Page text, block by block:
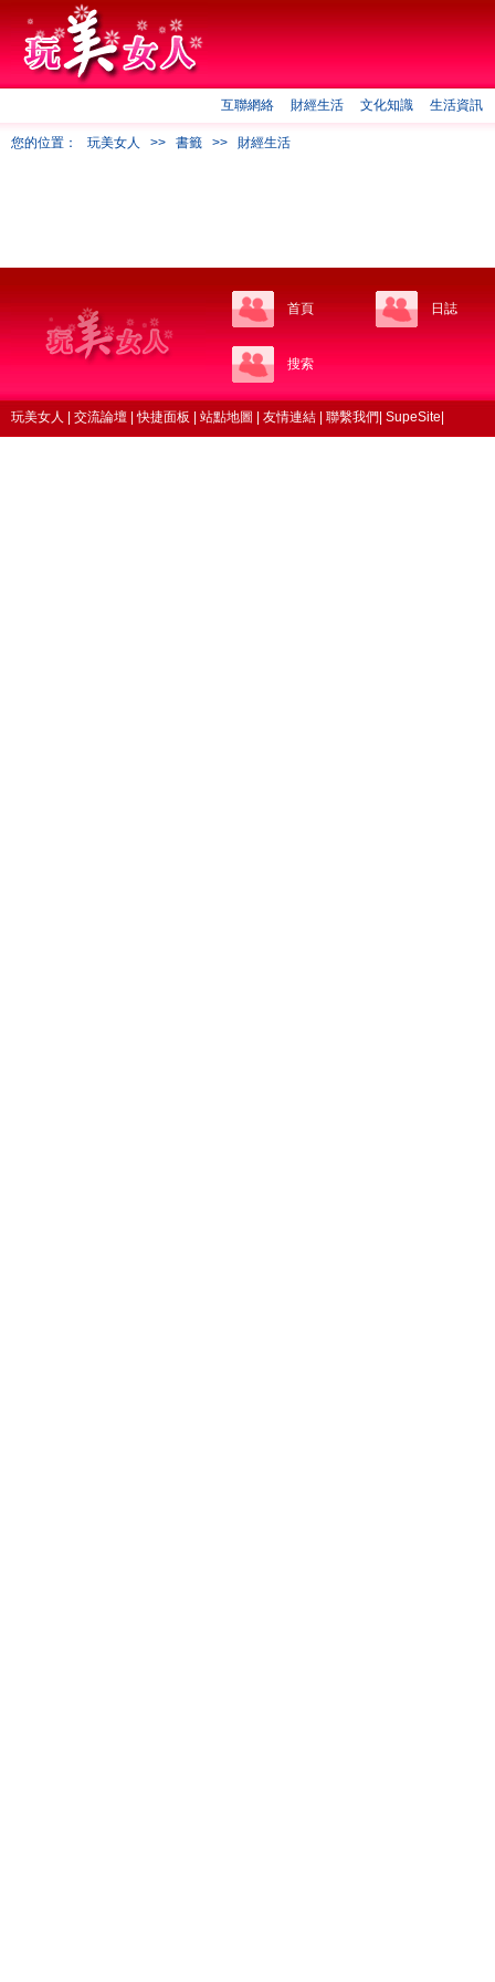
互聯網絡 財經生活 文化知識 生活資訊
您的位置： 玩美女人 >> 書籤 >> 財經生活
首頁 日誌
搜索
玩美女人 | 交流論壇 |快捷面板 | 站點地圖 | 友情連結 | 聯繫我們| SupeSite|